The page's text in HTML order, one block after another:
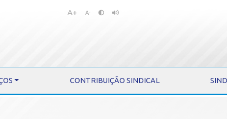
Pular
Pular
A+ A-
CONTRIBUIÇÃO SINDICAL